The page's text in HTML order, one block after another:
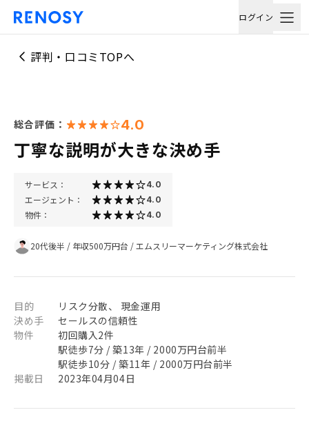
ログイン
評判・口コミTOPへ
総合評価： 4.0
丁寧な説明が大きな決め手
サービス： 4.0
エージェント： 4.0
物件： 4.0
20代後半 / 年収500万円台 /エムスリーマーケティング株式会社
目的
リスク分散、 現金運用
決め手
セールスの信頼性
物件
初回購入2件
駅徒歩7分 / 築13年 / 2000万円台前半
駅徒歩10分 / 築11年 / 2000万円台前半
掲載日
2023年04月04日